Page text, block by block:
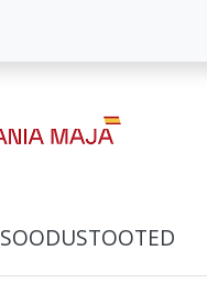
SOODUSTOOTED